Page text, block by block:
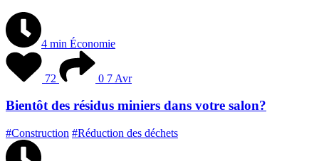
4 min Économie
72 0 7 Avr
Bientôt des résidus miniers dans votre salon?
#Construction #Réduction des déchets